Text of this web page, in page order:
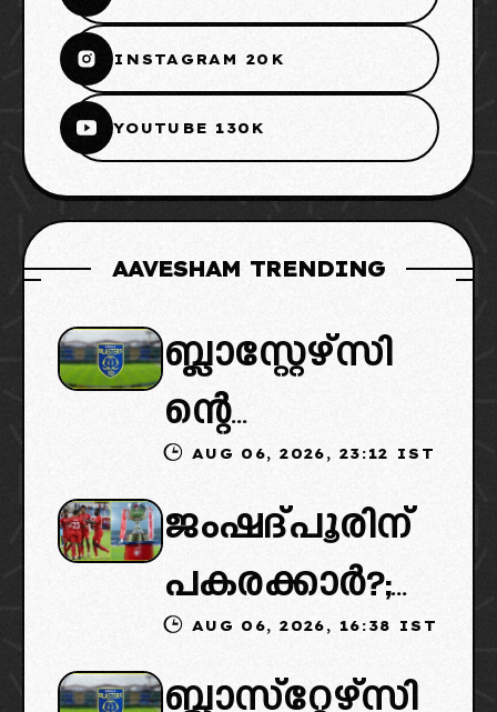
INSTAGRAM 20K
YOUTUBE 130K
AAVESHAM TRENDING
ബ്ലാസ്റ്റേഴ്സി
ന്റെ
കൈമാറ്റത്തി
ൽ ട്വിസ്റ്റ്:
പുതിയ
ഉടമകളെത്താ
ൻ വൈകും,
AUG 06, 2026, 23:12 IST
ജംഷദ്പൂരിന്
പകരക്കാർ?;
ഐഎസ്എല്ലി
ൽ പുതിയ
AUG 06, 2026, 16:38 IST
ബ്ലാസ്‌റ്റേഴ്‌സി